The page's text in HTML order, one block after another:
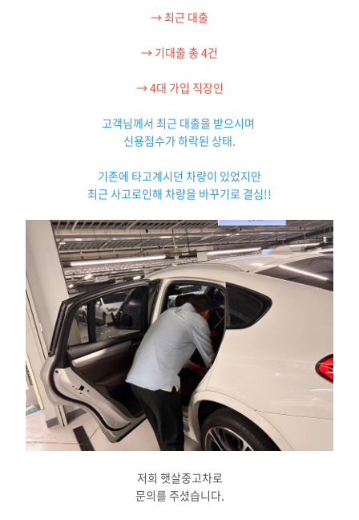
→ 최근 대출
→ 기대출 총 4건
→ 4대 가입 직장인
고객님께서 최근 대출을 받으시며
신용점수가 하락된 상태.
기존에 타고계시던 차량이 있었지만
최근 사고로인해 차량을 바꾸기로 결심!!
저희 햇살중고차로
문의를 주셨습니다.